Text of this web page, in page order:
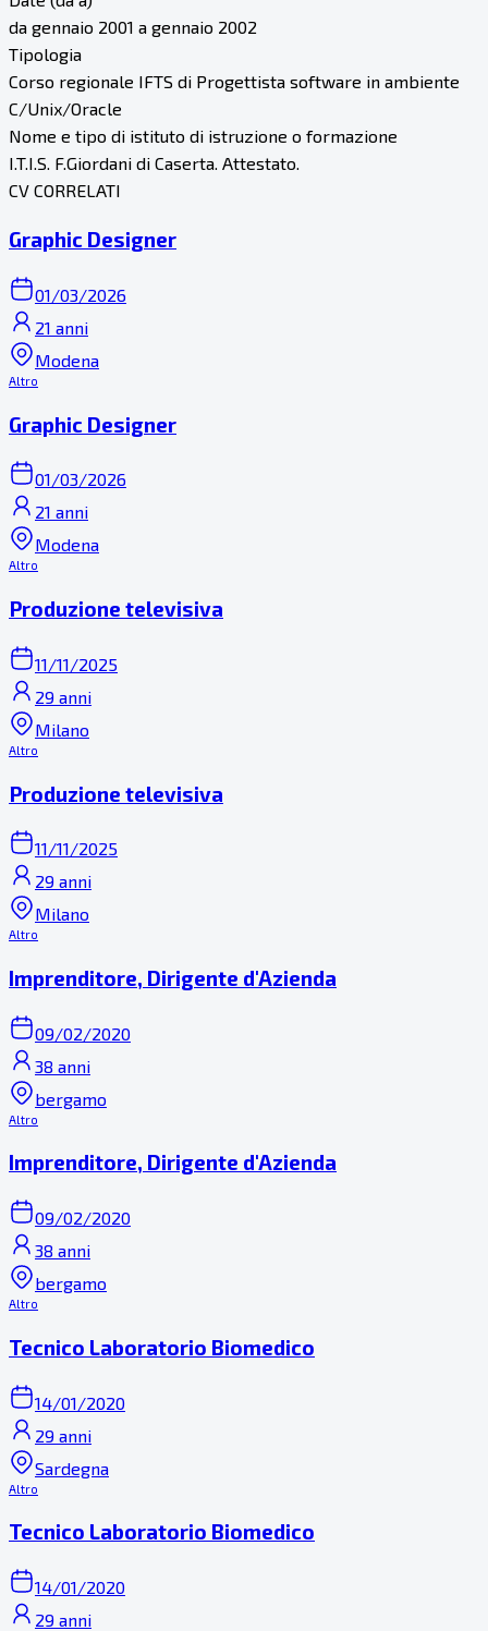
da gennaio 2001 a gennaio 2002
Tipologia
Corso regionale IFTS di Progettista software in ambiente
C/Unix/Oracle
Nome e tipo di istituto di istruzione o formazione
I.T.I.S. F.Giordani di Caserta. Attestato.
CV CORRELATI
Graphic Designer
01/03/2026
21 anni
Modena
Altro
Graphic Designer
01/03/2026
21 anni
Modena
Altro
Produzione televisiva
11/11/2025
29 anni
Milano
Altro
Produzione televisiva
11/11/2025
29 anni
Milano
Altro
Imprenditore, Dirigente d'Azienda
09/02/2020
38 anni
bergamo
Altro
Imprenditore, Dirigente d'Azienda
09/02/2020
38 anni
bergamo
Altro
Tecnico Laboratorio Biomedico
14/01/2020
29 anni
Sardegna
Altro
Tecnico Laboratorio Biomedico
14/01/2020
29 anni